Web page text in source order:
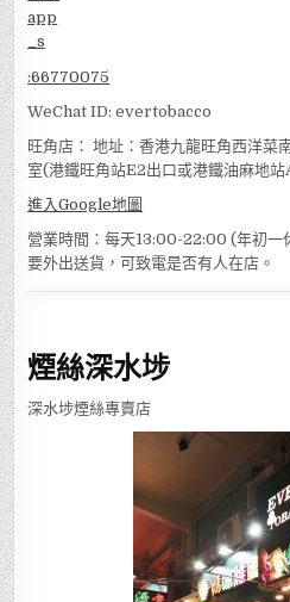
:66770075
WeChat ID: evertobacco
旺角店： 地址：香港九龍旺角西洋菜
室(港鐵旺角站E2出口或港鐵油麻地站
進入Google地圖
營業時間：每天13:00-22:00 (年初一
要外出送貨，可致電是否有人在店。
煙絲深水埗
深水埗煙絲專賣店